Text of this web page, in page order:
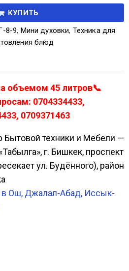
КУПИТЬ
8-9, Мини духовки, Техника для
блюд
объемом 45 литров📞
0704334433,
0709371463
Бытовой техники и Мебели —
г. Бишкек, проспект
ул. Будённого), район
Ош, Джалал-Абад, Иссык-